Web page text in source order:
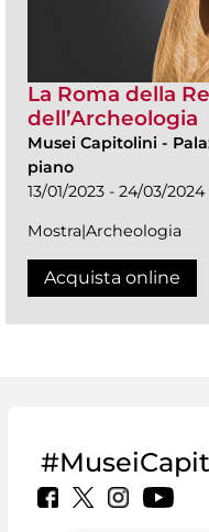
La Roma della
dell’Archeologia
Musei Capitolini -
piano
13/01/2023 - 24/03/2024
Mostra|Archeologia
Acquista online